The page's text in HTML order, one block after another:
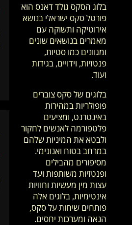
בלוג הסקס גולד דאנס הוא
פורטל סקס ישראלי בנושא
אירוטיקה ותשוקה עם
מאמרים בנושאים שונים
ומגוונים כמו סטיות,
פנטזיות, וידויים, בגידות
ועוד.
בלוגים של סקס צוברים
פופולריות במהירות
באינטרנט, ומציעים
פלטפורמה לאנשים לחקור
ולבטא את המיניות שלהם
במרחב בטוח ואנונימי.
מסיפורים מהבילים
ופנטזיות משותפות ועד
עצות מין מעשיות וחוויות
אינטימיות, בלוגים אלה
פותחים שיחות על סקס,
הנאה ומערכות יחסים.